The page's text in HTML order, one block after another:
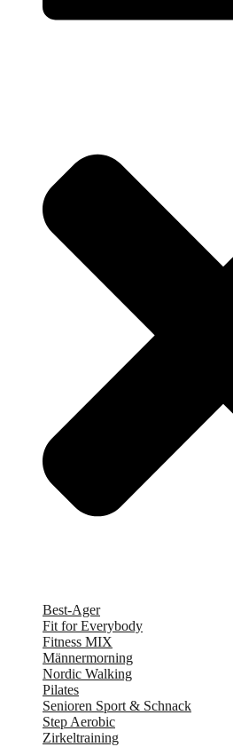
Best-Ager
Fit for Everybody
Fitness MIX
Männermorning
Nordic Walking
Pilates
Senioren Sport & Schnack
Step Aerobic
Zirkeltraining